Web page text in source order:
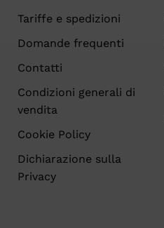
Tariffe e spedizioni
Domande frequenti
Contatti
Condizioni generali di
vendita
Cookie Policy
Dichiarazione sulla
Privacy